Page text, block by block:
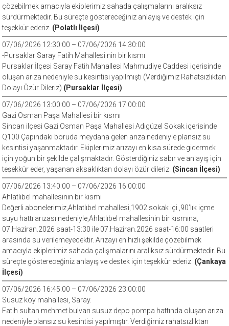
çözebilmek amacıyla ekiplerimiz sahada çalışmalarını aralıksız
sürdürmektedir. Bu süreçte göstereceğiniz anlayış ve destek için
teşekkür ederiz. (Polatlı İlçesi)
07/06/2026 12:30:00 – 07/06/2026 14:30:00
-Pursaklar Saray Fatih Mahallesi nin bir kısmı
Pursaklar İlçesi Saray Fatih Mahallesi Mahmudiye Caddesi içerisinde
oluşan arıza nedeniyle su kesintisi yapılmıştı (Verdiğimiz Rahatsızlıktan
Dolayı Özür Dileriz) (Pursaklar İlçesi)
07/06/2026 13:00:00 – 07/06/2026 17:00:00
Gazi Osman Paşa Mahallesi bir kısmı
Sincan ilçesi Gazi Osman Paşa Mahallesi Adıgüzel Sokak içerisinde
Q100 Çapındaki boruda meydana gelen arıza nedeniyle plansız su
kesintisi yaşanmaktadır. Ekiplerimiz arızayı en kısa sürede gidermek
için yoğun bir şekilde çalışmaktadır. Gösterdiğiniz sabır ve anlayış için
teşekkür eder, yaşanan aksaklıktan dolayı özür dileriz. (Sincan İlçesi)
07/06/2026 13:40:00 – 07/06/2026 16:00:00
Ahlatlıbel mahallesinin bir kısmı
Değerli abonelerimiz,Ahlatlıbel mahallesi,1902.sokak içi ,90’lık içme
suyu hattı arızası nedeniyle,Ahlatlıbel mahallesinin bir kısmına,
07.Haziran.2026 saat-13:30 ile 07.Haziran.2026 saat-16:00 saatleri
arasında su verilemeyecektir. Arızayı en hızlı şekilde çözebilmek
amacıyla ekiplerimiz sahada çalışmalarını aralıksız sürdürmektedir. Bu
süreçte göstereceğiniz anlayış ve destek için teşekkür ederiz. (Çankaya
İlçesi)
07/06/2026 16:45:00 – 07/06/2026 23:00:00
Susuz köy mahallesi, Saray.
Fatih sultan mehmet bulvarı susuz depo pompa hattında oluşan arıza
nedeniyle plansız su kesintisi yapılmıştır. Verdiğimiz rahatsızlıktan